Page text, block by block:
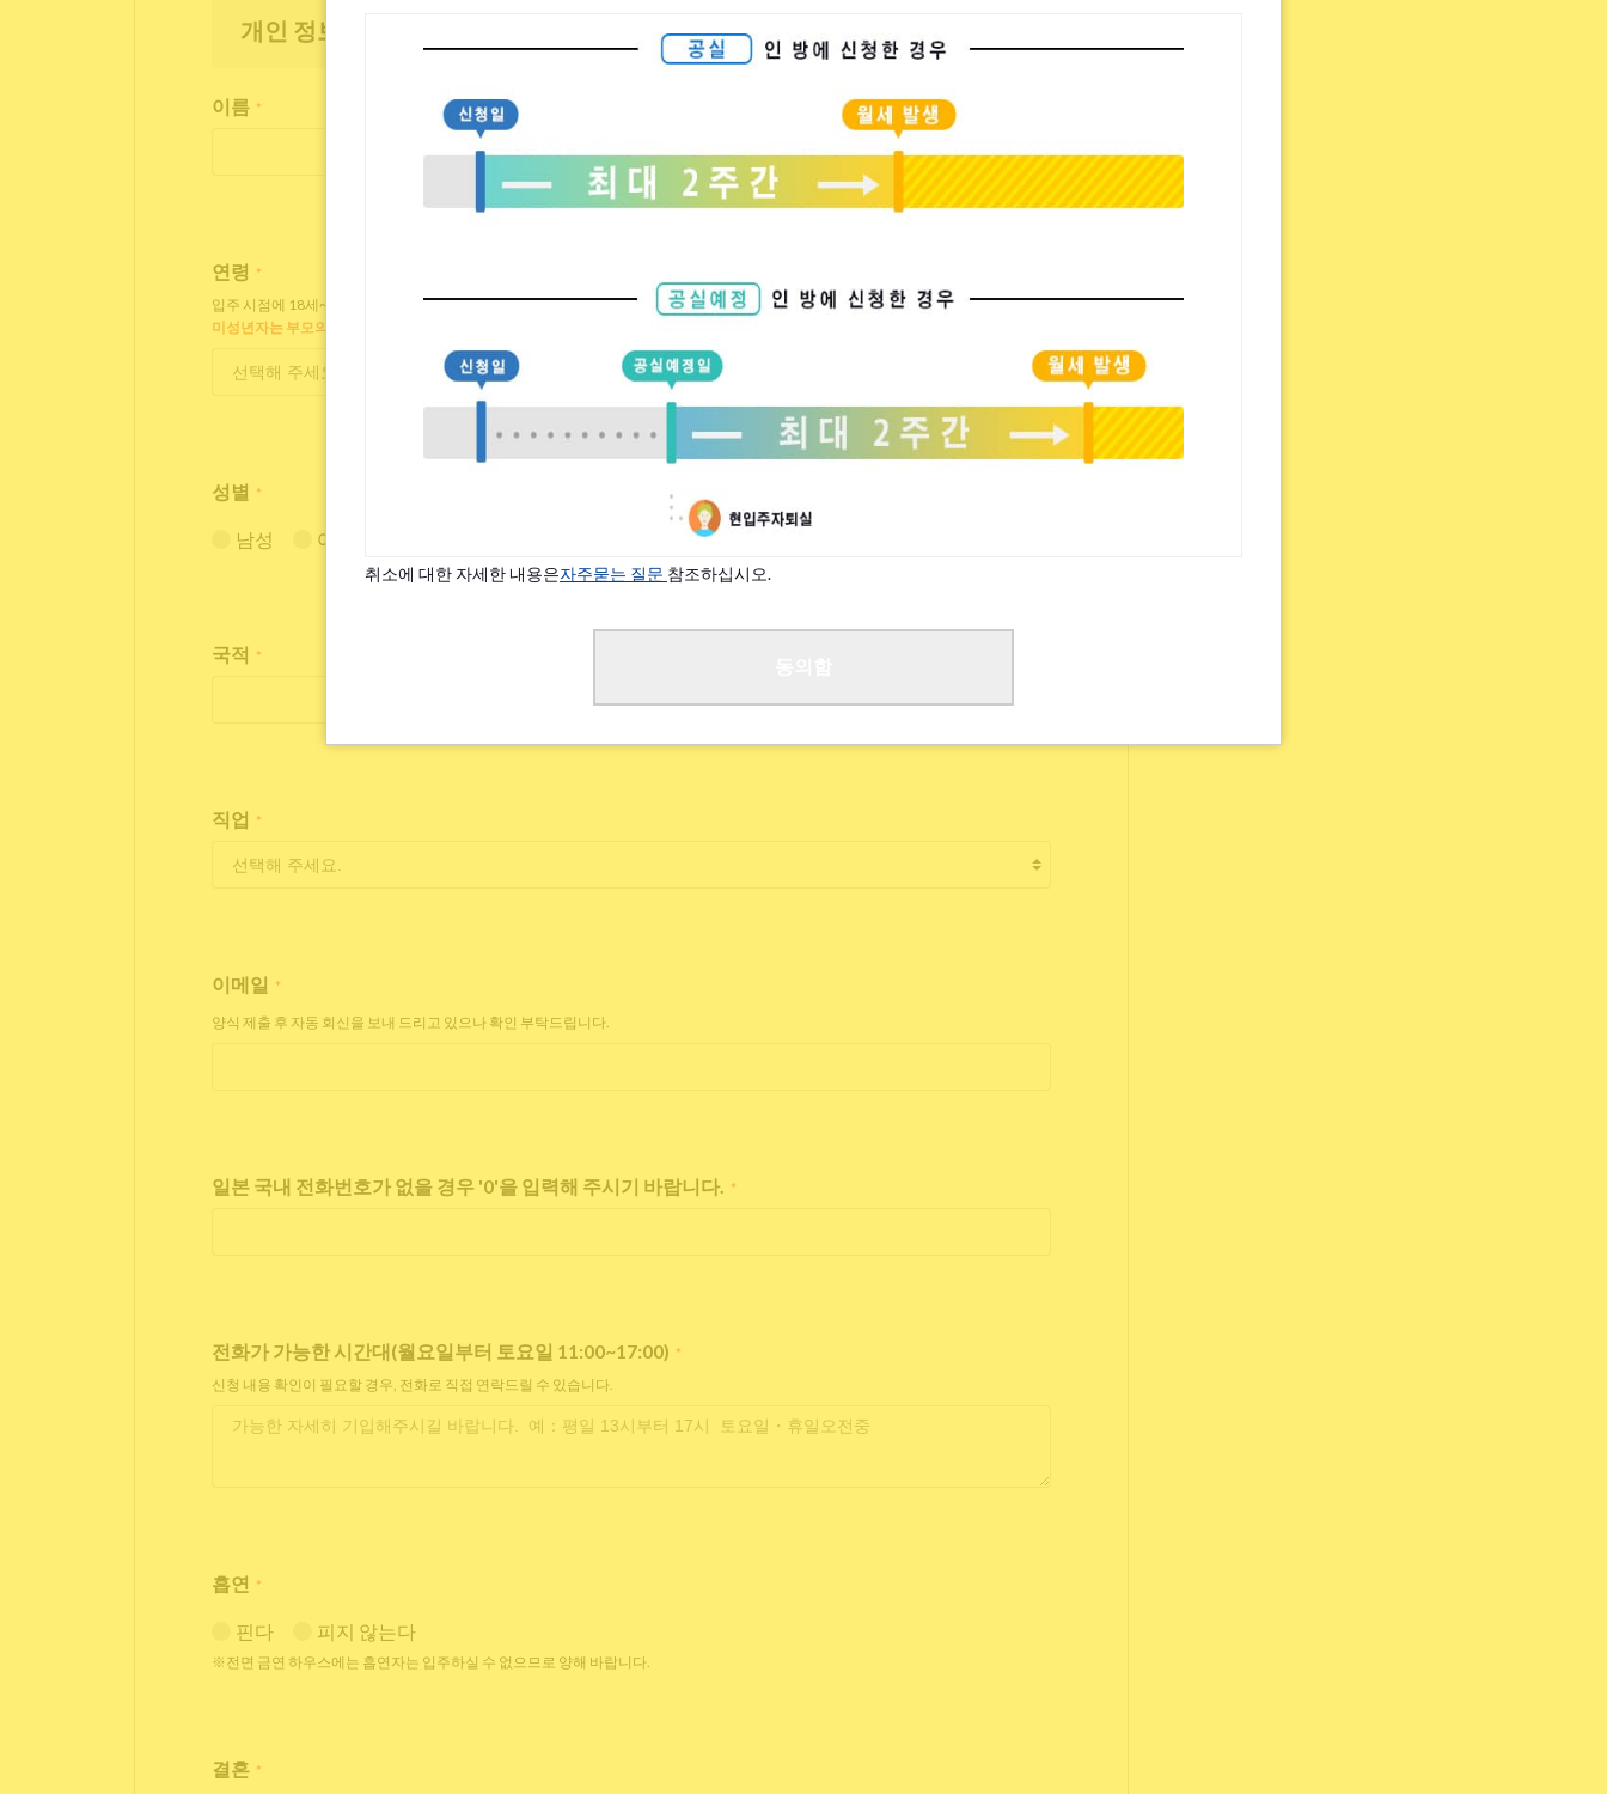
개인 정보
이름 *
연령 *
입주 시점에 18세~35세인 분만 입주 가능합니다.
미성년자는 부모의 동의가 필요합니다.
성별 *
남성 여성
국적 *
직업 *
이메일 *
양식 제출 후 자동 회신을 보내 드리고 있으나 확인 부탁드립니다.
일본 국내 전화번호가 없을 경우 '0'을 입력해 주시기 바랍니다. *
전화가 가능한 시간대(월요일부터 토요일 11:00~17:00) *
신청 내용 확인이 필요할 경우, 전화로 직접 연락드릴 수 있습니다.
흡연 *
핀다 피지 않는다
※전면 금연 하우스에는 흡연자는 입주하실 수 없으므로 양해 바랍니다.
결혼 *
취소에 대한 자세한 내용은자주묻는 질문 참조하십시오.